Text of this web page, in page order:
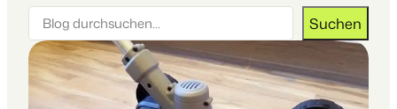
Suchen Suchen